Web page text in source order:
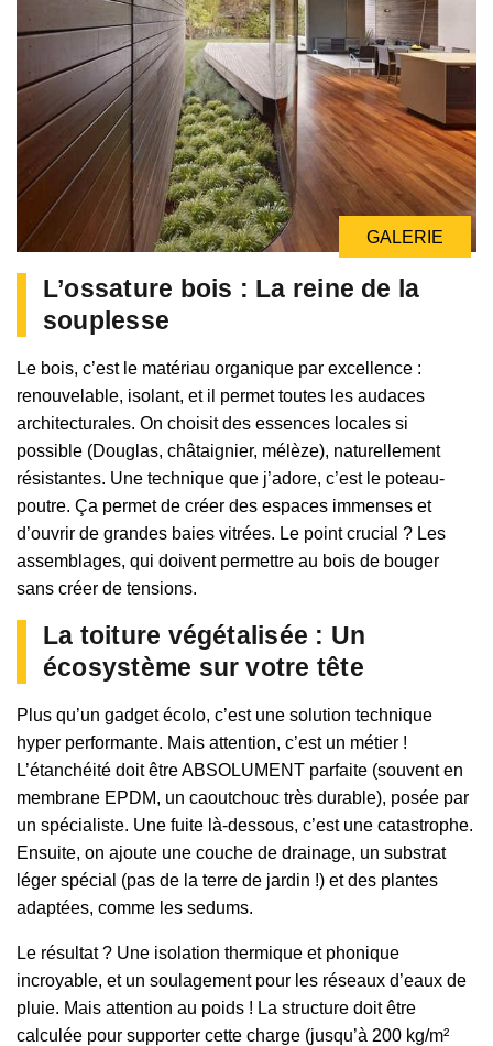
GALERIE
L’ossature bois : La reine de la
souplesse
Le bois, c’est le matériau organique par excellence :
renouvelable, isolant, et il permet toutes les audaces
architecturales. On choisit des essences locales si
possible (Douglas, châtaignier, mélèze), naturellement
résistantes. Une technique que j’adore, c’est le poteau-
poutre. Ça permet de créer des espaces immenses et
d’ouvrir de grandes baies vitrées. Le point crucial ? Les
assemblages, qui doivent permettre au bois de bouger
sans créer de tensions.
La toiture végétalisée : Un
écosystème sur votre tête
Plus qu’un gadget écolo, c’est une solution technique
hyper performante. Mais attention, c’est un métier !
L’étanchéité doit être ABSOLUMENT parfaite (souvent en
membrane EPDM, un caoutchouc très durable), posée par
un spécialiste. Une fuite là-dessous, c’est une catastrophe.
Ensuite, on ajoute une couche de drainage, un substrat
léger spécial (pas de la terre de jardin !) et des plantes
adaptées, comme les sedums.
Le résultat ? Une isolation thermique et phonique
incroyable, et un soulagement pour les réseaux d’eaux de
pluie. Mais attention au poids ! La structure doit être
calculée pour supporter cette charge (jusqu’à 200 kg/m²